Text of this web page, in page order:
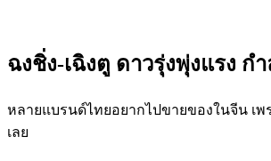
ฉงชิ่ง-เฉิงตู ดาวรุ่งพุ่งแรง
หลายแบรนด์ไทยอยากไปขายของในจีน เ
เลย